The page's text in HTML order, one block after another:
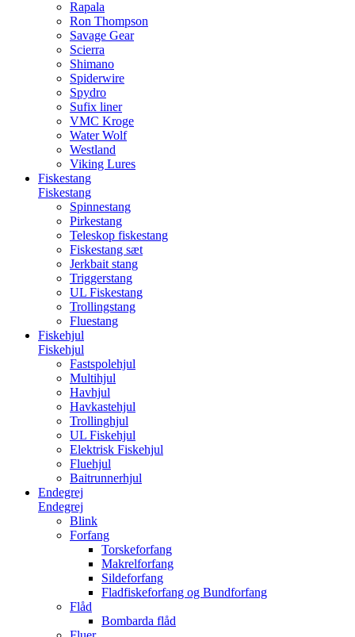
Rapala
Ron Thompson
Savage Gear
Scierra
Shimano
Spiderwire
Spydro
Sufix liner
VMC Kroge
Water Wolf
Westland
Viking Lures
Fiskestang
Fiskestang
Spinnestang
Pirkestang
Teleskop fiskestang
Fiskestang sæt
Jerkbait stang
Triggerstang
UL Fiskestang
Trollingstang
Fluestang
Fiskehjul
Fiskehjul
Fastspolehjul
Multihjul
Havhjul
Havkastehjul
Trollinghjul
UL Fiskehjul
Elektrisk Fiskehjul
Fluehjul
Baitrunnerhjul
Endegrej
Endegrej
Blink
Forfang
Torskeforfang
Makrelforfang
Sildeforfang
Fladfiskeforfang og Bundforfang
Flåd
Bombarda flåd